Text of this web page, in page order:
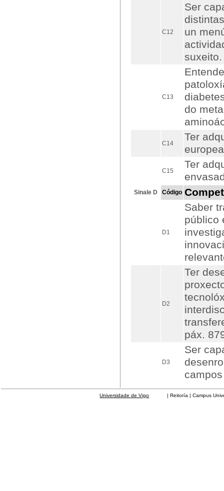
C12
Ser
un
suxeito.
C13
do
C14
Ter
C15
Ter
Sinale D Código
D1
Saber
público
D2
Ter
páx.
D3
Ser
Universidade de Vigo | Reitoría | Campus